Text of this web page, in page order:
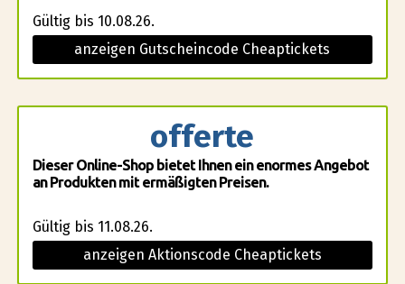
Gültig bis 10.08.26.
anzeigen Gutscheincode Cheaptickets
offerte
Dieser Online-Shop bietet Ihnen ein enormes Angebot
an Produkten mit ermäßigten Preisen.
Gültig bis 11.08.26.
anzeigen Aktionscode Cheaptickets